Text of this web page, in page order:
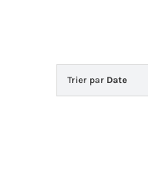
Trier par Date